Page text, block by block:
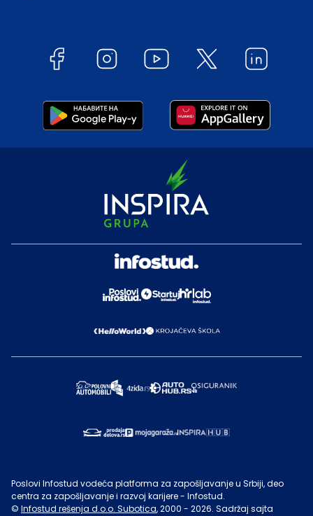
Poslovi Infostud vodeća platforma za zapošljavanje u Srbiji, deo
centra za zapošljavanje i razvoj karijere - Infostud.
© Infostud rešenja d.o.o. Subotica, 2000 - 2026. Sadržaj sajta